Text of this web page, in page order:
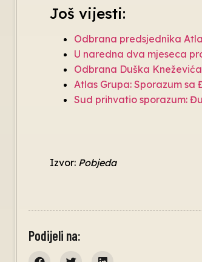
Još vijesti:
Odbrana predsjednika
U naredna dva mjeseca
Odbrana Duška
Atlas Grupa: Sporazum sa
Sud prihvatio sporazum:
Izvor: Pobjeda
Podijeli na: